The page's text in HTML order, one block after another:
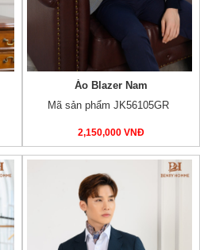
Áo Blazer Nam
Mã sản phẩm JK56105GR
2,150,000 VNĐ